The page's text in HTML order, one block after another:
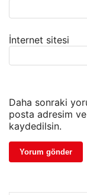
İnternet sitesi
Daha sonraki
posta adresim
kaydedilsin.